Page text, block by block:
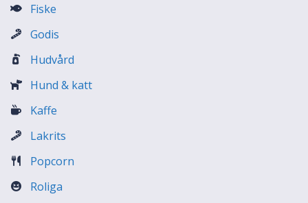
Fiske
Godis
Hudvård
Hund & katt
Kaffe
Lakrits
Popcorn
Roliga